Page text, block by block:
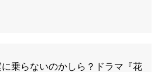
乗らないのかしら？ドラマ『花